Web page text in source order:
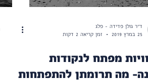
ד"ר גולן פדידה - פלג
25 במרץ 2019
זמן קריאה 2 דקות
מפתח לנקודות
מה תרומתן להתפתחות